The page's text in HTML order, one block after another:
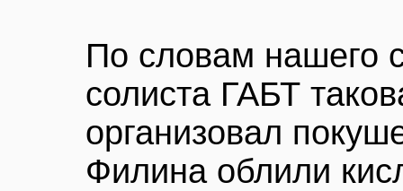
По словам нашего
солиста ГАБТ
организовал
Филина облили